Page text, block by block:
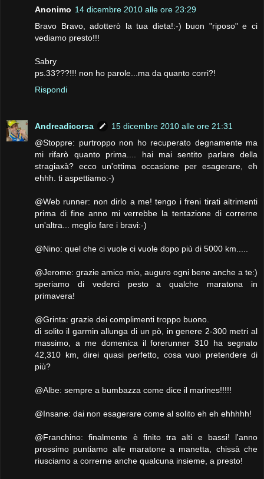
Anonimo 14 dicembre 2010 alle ore 23:29
Bravo Bravo, adotterò la tua dieta!:-) buon "riposo" e ci
vediamo presto!!!
Sabry
ps.33???!!! non ho parole...ma da quanto corri?!
Rispondi
Andreadicorsa
15 dicembre 2010 alle ore 21:31
@Stoppre: purtroppo non ho recuperato degnamente ma
mi rifarò quanto prima.... hai mai sentito parlare della
stragiaxà? ecco un'ottima occasione per esagerare, eh
ehhh. ti aspettiamo:-)
@Web runner: non dirlo a me! tengo i freni tirati altrimenti
prima di fine anno mi verrebbe la tentazione di correrne
un'altra... meglio fare i bravi:-)
@Nino: quel che ci vuole ci vuole dopo più di 5000 km.....
@Jerome: grazie amico mio, auguro ogni bene anche a te:)
speriamo di vederci pesto a qualche maratona in
primavera!
@Grinta: grazie dei complimenti troppo buono.
di solito il garmin allunga di un pò, in genere 2-300 metri al
massimo, a me domenica il forerunner 310 ha segnato
42,310 km, direi quasi perfetto, cosa vuoi pretendere di
più?
@Albe: sempre a bumbazza come dice il marines!!!!!
@Insane: dai non esagerare come al solito eh eh ehhhhh!
@Franchino: finalmente è finito tra alti e bassi! l'anno
prossimo puntiamo alle maratone a manetta, chissà che
riusciamo a correrne anche qualcuna insieme, a presto!